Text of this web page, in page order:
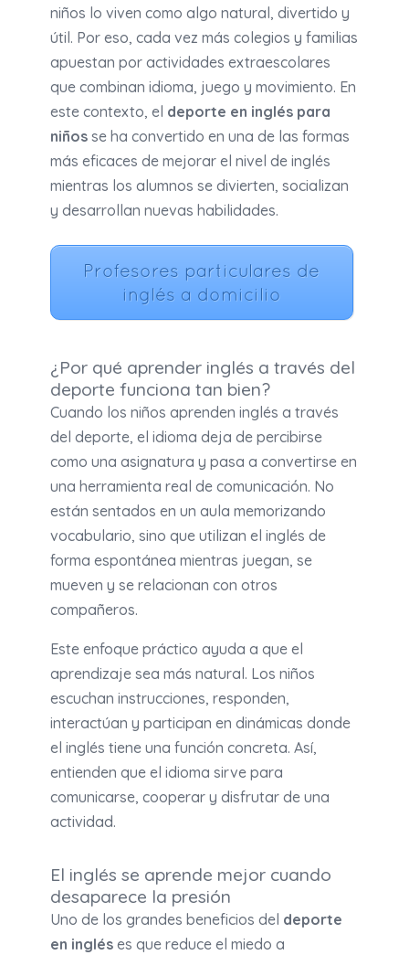
niños lo viven como algo natural, divertido y
útil. Por eso, cada vez más colegios y familias
apuestan por actividades extraescolares
que combinan idioma, juego y movimiento. En
este contexto, el deporte en inglés para
niñosse ha convertido en una de las formas
más eficaces de mejorar el nivel de inglés
mientras los alumnos se divierten, socializan
y desarrollan nuevas habilidades.
Profesores particulares de
inglés a domicilio
¿Por qué aprender inglés a través del
deporte funciona tan bien?
Cuando los niños aprenden inglés a través
del deporte, el idioma deja de percibirse
como una asignatura y pasa a convertirse en
una herramienta real de comunicación. No
están sentados en un aula memorizando
vocabulario, sino que utilizan el inglés de
forma espontánea mientras juegan, se
mueven y se relacionan con otros
compañeros.
Este enfoque práctico ayuda a que el
aprendizaje sea más natural. Los niños
escuchan instrucciones, responden,
interactúan y participan en dinámicas donde
el inglés tiene una función concreta. Así,
entienden que el idioma sirve para
comunicarse, cooperar y disfrutar de una
actividad.
El inglés se aprende mejor cuando
desaparece la presión
Uno de los grandes beneficios del deporte
en ingléses que reduce el miedo a